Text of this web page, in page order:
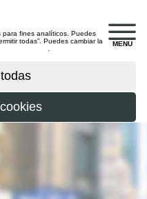
MENU
para fines analíticos. Puedes
todas”. Puedes cambiar la